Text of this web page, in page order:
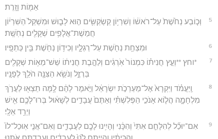
אַמּ֖וֹת וָזָֽרֶת׃
5
וְכ֤וֹבַע נְחֹ֙שֶׁת֙ עַל־רֹאשׁ֔וֹ וְשִׁרְי֥וֹן קַשְׂקַשִּׂ֖ים ה֣וּא לָב֑וּשׁ וּמִשְׁקַל֙ הַשִּׁרְי֔וֹן
חֲמֵשֶׁת־אֲלָפִ֥ים שְׁקָלִ֖ים נְחֹֽשֶֽׁת׃
6 וּמִצְחַ֥ת נְחֹ֖שֶׁת עַל־רַגְלָ֑יו וְכִיד֥וֹן נְחֹ֖שֶׁת בֵּ֥ין כְּתֵפָֽיו׃
7
*וחץ **וְעֵ֣ץ חֲנִית֗וֹ כִּמְנוֹר֙ אֹֽרְגִ֔ים וְלַהֶ֣בֶת חֲנִית֔וֹ שֵׁשׁ־מֵא֥וֹת שְׁקָלִ֖ים
בַּרְזֶ֑ל וְנֹשֵׂ֥א הַצִּנָּ֖ה הֹלֵ֥ךְ לְפָנָֽיו׃
8
וַֽיַּעֲמֹ֗ד וַיִּקְרָא֙ אֶל־מַעַרְכֹ֣ת יִשְׂרָאֵ֔ל וַיֹּ֣אמֶר לָהֶ֔ם לָ֥מָּה תֵצְא֖וּ לַעֲרֹ֣ךְ
מִלְחָמָ֑ה הֲל֧וֹא אָנֹכִ֣י הַפְּלִשְׁתִּ֗י וְאַתֶּם֙ עֲבָדִ֣ים לְשָׁא֔וּל בְּרוּ־לָכֶ֥ם אִ֖ישׁ
וְיֵרֵ֥ד אֵלָֽי׃
9
אִם־יוּכַ֞ל לְהִלָּחֵ֤ם אִתִּי֙ וְהִכָּ֔נִי וְהָיִ֥ינוּ לָכֶ֖ם לַעֲבָדִ֑ים וְאִם־אֲנִ֤י אֽוּכַל־לוֹ֙